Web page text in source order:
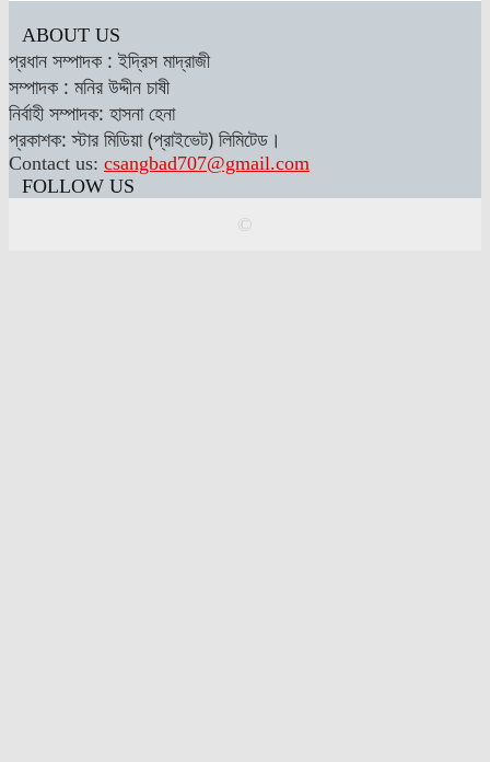
ABOUT US
প্রধান সম্পাদক : ইদ্রিস মাদ্রাজী
সম্পাদক : মনির উদ্দীন চাষী
নির্বাহী সম্পাদক: হাসনা হেনা
প্রকাশক: স্টার মিডিয়া (প্রাইভেট) লিমিটেড।
Contact us: csangbad707@gmail.com
FOLLOW US
©